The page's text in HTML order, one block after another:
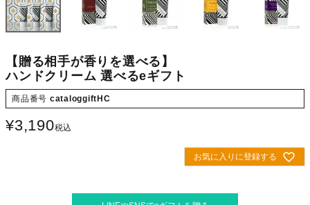
【贈る相手が香りを選べる】
ハンドクリーム 選べるeギフト
商品番号 cataloggiftHC
¥3,190税込
お気に入りに登録する